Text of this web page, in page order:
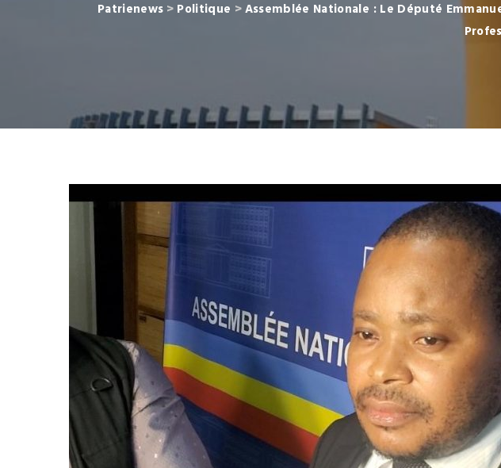
Patrienews > Politique >Assemblée Nationale : Le Député